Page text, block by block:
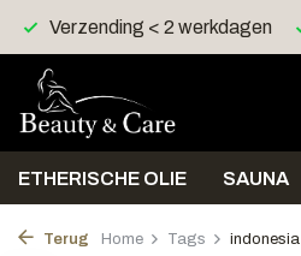
Verzending < 2 werkdagen
ETHERISCHE OLIE SAUNA
Terug Home Tags indonesia